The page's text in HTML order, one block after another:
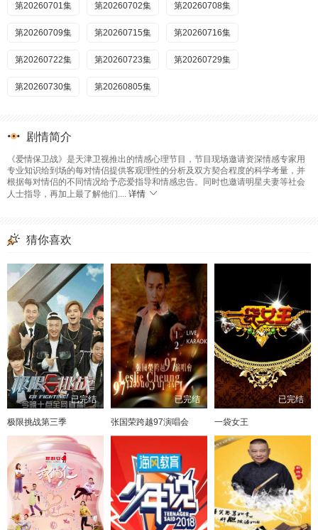
第20260701集 第20260702集 第20260708集
第20260709集 第20260715集 第20260716集
第20260722集 第20260723集 第20260729集
第20260730集 第20260805集
剧情简介
《爱情保卫战》是天津卫视推出的情感心理节目，节目现场邀请资深情感专家用
专业知识给到场的每对情侣提供客观理性的分析及双方契合程度的科学考量，并
根据每对情侣的不同情况给予恋爱指导和情感忠告。同时也邀请明星夫妻等社会
人士指导，再加上最了解他们.... 详情
猜你喜欢
已完结
极限挑战第三季
已完结
张国荣跨越97演唱会
已完结
一袋女王